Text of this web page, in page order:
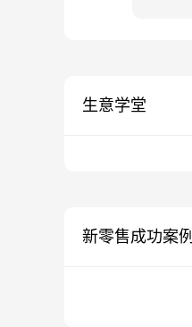
生意学堂
新零售成功案例